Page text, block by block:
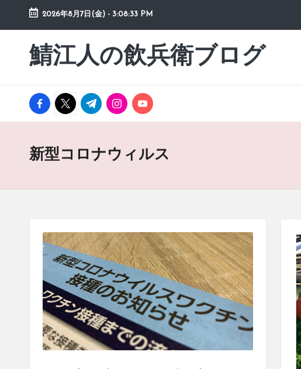
Skip
content
2026年8月7日(金) - 3:08:34 PM
鯖江人の飲兵衛ブログ
日々
の
然
草
facebook.com
twitter.com
t.me instagram.com
youtube.com
新型コロナウィルス